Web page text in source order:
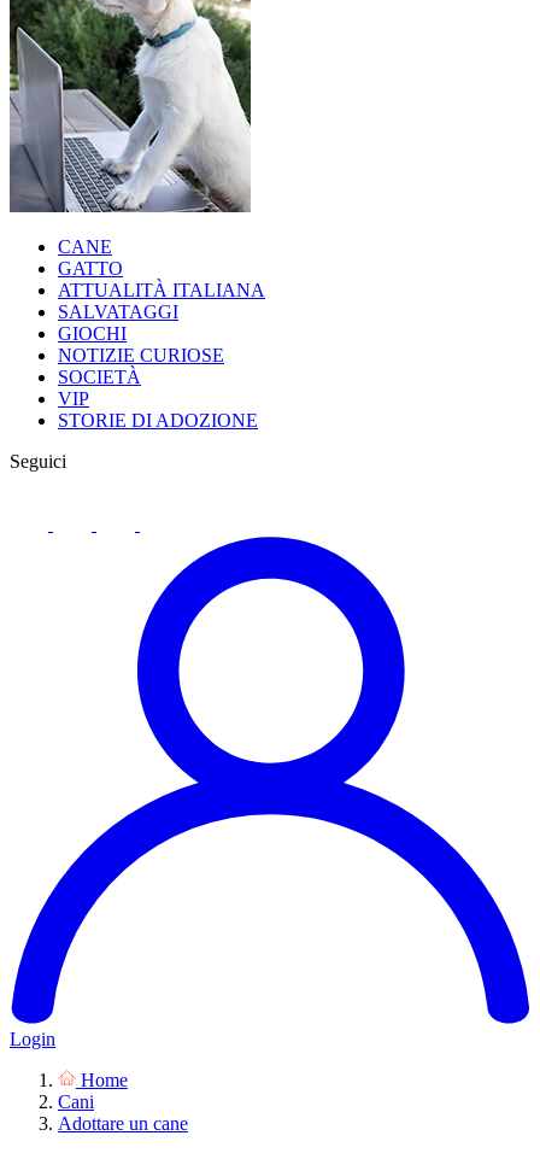
CANE
GATTO
ATTUALITÀ ITALIANA
SALVATAGGI
GIOCHI
NOTIZIE CURIOSE
SOCIETÀ
VIP
STORIE DI ADOZIONE
Seguici
Login
Home
Cani
Adottare un cane